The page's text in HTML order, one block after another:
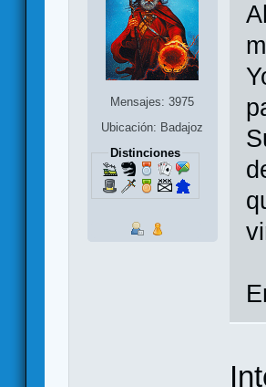
Mensajes: 3975
Ubicación: Badajoz
Distinciones